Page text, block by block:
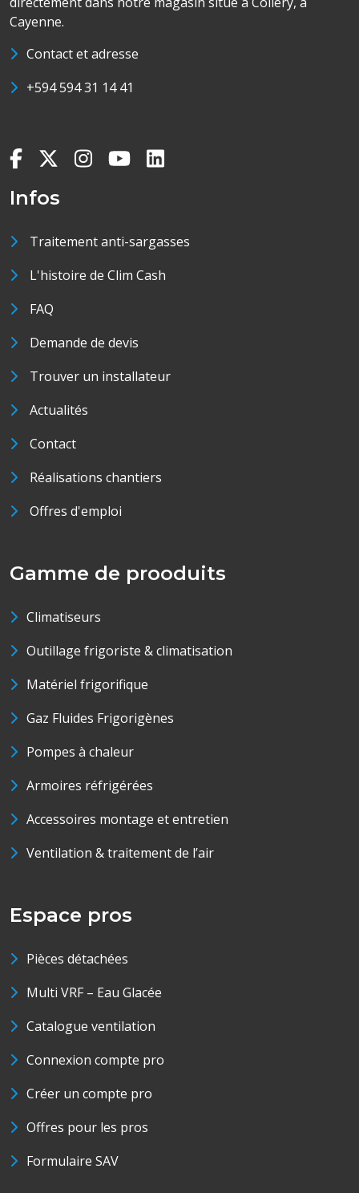
Cayenne.
Contact et adresse
+594 594 31 14 41
Infos
Traitement anti-sargasses
L'histoire de Clim Cash
FAQ
Demande de devis
Trouver un installateur
Actualités
Contact
Réalisations chantiers
Offres d'emploi
Gamme de prooduits
Climatiseurs
Outillage frigoriste & climatisation
Matériel frigorifique
Gaz Fluides Frigorigènes
Pompes à chaleur
Armoires réfrigérées
Accessoires montage et entretien
Ventilation & traitement de l’air
Espace pros
Pièces détachées
Multi VRF – Eau Glacée
Catalogue ventilation
Connexion compte pro
Créer un compte pro
Offres pour les pros
Formulaire SAV